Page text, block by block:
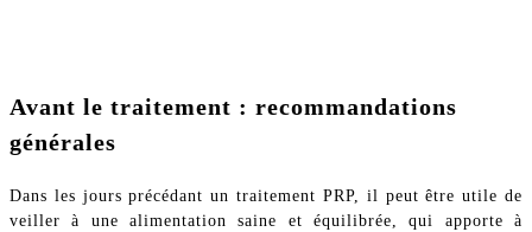
Avant le traitement : recommandations
générales
Dans les jours précédant un traitement PRP, il peut être utile de
veiller à une alimentation saine et équilibrée, qui apporte à